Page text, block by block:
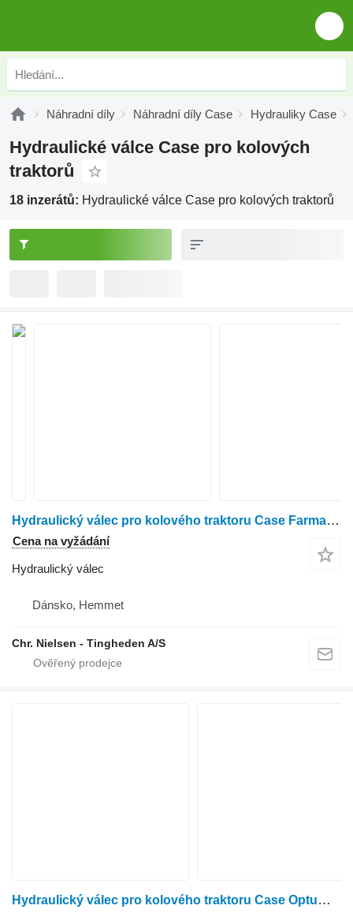
Náhradní díly Náhradní díly Case Hydrauliky Case
Hydraulické válce Case pro kolových
traktorů
18 inzerátů: Hydraulické válce Case pro kolových traktorů
Hydraulický válec pro kolového traktoru Case Farmall 95A
Cena na vyžádání
Hydraulický válec
Dánsko, Hemmet
Chr. Nielsen - Tingheden A/S
Hydraulický válec pro kolového traktoru Case Optum 300